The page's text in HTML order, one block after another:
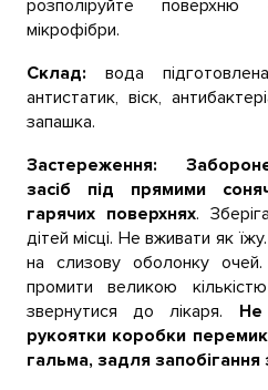
розполіруйте
мікрофібри.
Склад: вода
антистатик, віск,
запашка.
Застереження:
засіб під прямими
гарячих поверхнях.
дітей місці. Не вживати як
на слизову оболонку
промити великою
звернутися до лікаря. Не
рукоятки коробки
гальма, задля запобігання